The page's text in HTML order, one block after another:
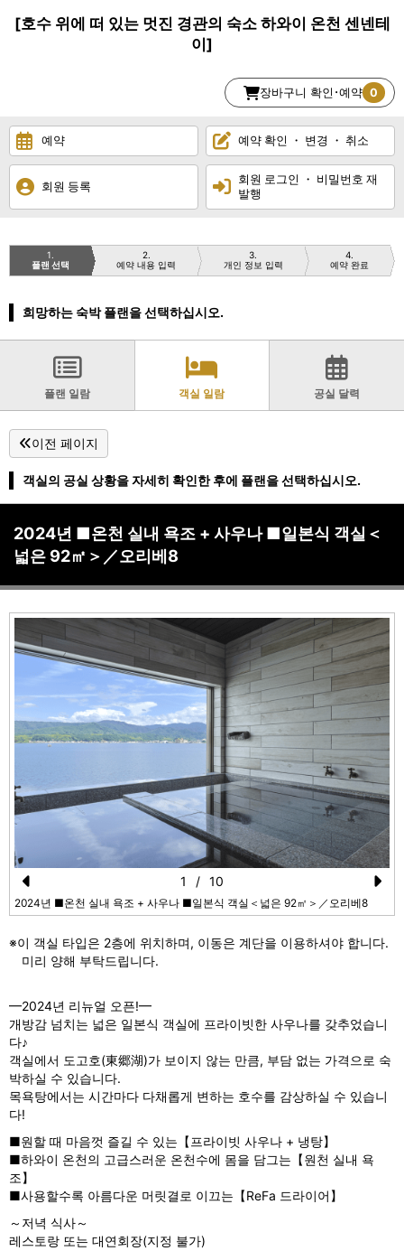
[호수 위에 떠 있는 멋진 경관의 숙소 하와이 온천 센넨테
이]
장바구니 확인･예약 0
예약 예약 확인 ・ 변경 ・ 취소
회원 등록
회원 로그인 ・ 비밀번호 재
발행
1
플랜 선택
2
예약 내용 입력
3
개인 정보 입력
4
예약 완료
희망하는 숙박 플랜을 선택하십시오.
플랜 일람 객실 일람 공실 달력
이전 페이지
객실의 공실 상황을 자세히 확인한 후에 플랜을 선택하십시오.
2024년 ■온천 실내 욕조 + 사우나 ■일본식 객실＜
넓은 92㎡＞／오리베8
Pr
vi
u
2024년 ■온천 실내 욕조 + 사우나 ■일본식 객실＜넓은 92㎡＞／오리베8
1 / 10
※이 객실 타입은 2층에 위치하며, 이동은 계단을 이용하셔야 합니다.
미리 양해 부탁드립니다.
━2024년 리뉴얼 오픈!━
개방감 넘치는 넓은 일본식 객실에 프라이빗한 사우나를 갖추었습니
다♪
객실에서 도고호(東郷湖)가 보이지 않는 만큼, 부담 없는 가격으로 숙
박하실 수 있습니다.
목욕탕에서는 시간마다 다채롭게 변하는 호수를 감상하실 수 있습니
다!
■원할 때 마음껏 즐길 수 있는【프라이빗 사우나 + 냉탕】
■하와이 온천의 고급스러운 온천수에 몸을 담그는【원천 실내 욕
조】
■사용할수록 아름다운 머릿결로 이끄는【ReFa 드라이어】
～저녁 식사～
레스토랑 또는 대연회장(지정 불가)